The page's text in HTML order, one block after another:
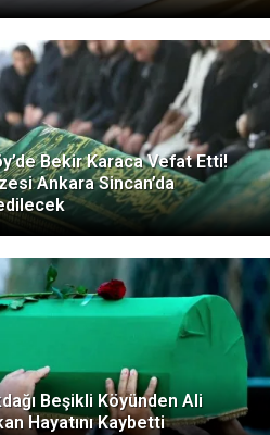
Bekir Karaca Vefat Etti!
Ankara Sincan’da
Beşikli Köyünden Ali
Hayatını Kaybetti